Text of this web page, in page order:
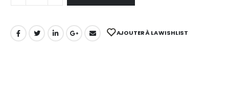
AJOUTER À LA WISHLIST